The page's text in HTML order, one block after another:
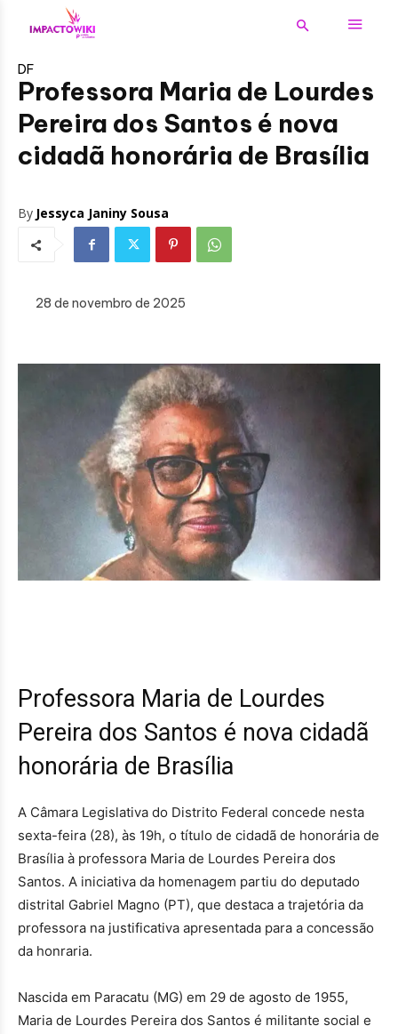
DF
Professora Maria de Lourdes
Pereira dos Santos é nova
cidadã honorária de Brasília
By Jessyca Janiny Sousa
28 de novembro de 2025
Professora Maria de Lourdes
Pereira dos Santos é nova cidadã
honorária de Brasília
A Câmara Legislativa do Distrito Federal concede nesta
sexta-feira (28), às 19h, o título de cidadã de honorária de
Brasília à professora Maria de Lourdes Pereira dos
Santos. A iniciativa da homenagem partiu do deputado
distrital Gabriel Magno (PT), que destaca a trajetória da
professora na justificativa apresentada para a concessão
da honraria.
Nascida em Paracatu (MG) em 29 de agosto de 1955,
Maria de Lourdes Pereira dos Santos é militante social e